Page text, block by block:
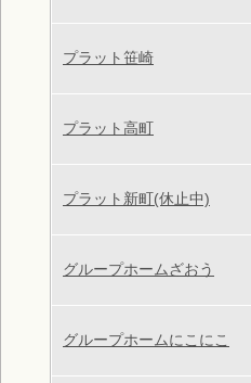
プラット笹崎
プラット高町
プラット新町(休止中)
グループホームざおう
グループホームにこにこ